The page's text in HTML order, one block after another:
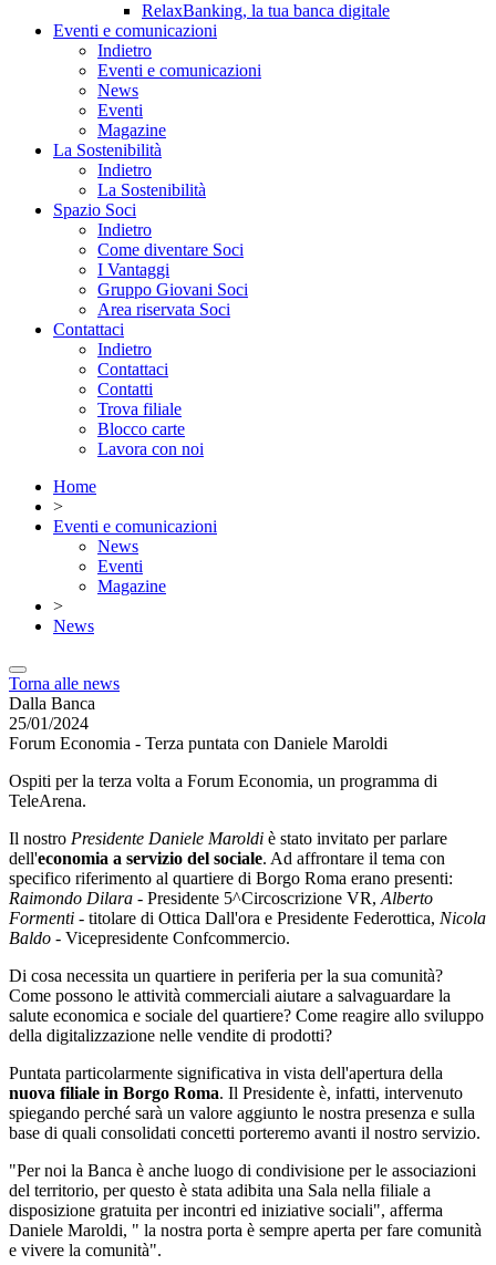
RelaxBanking, la tua banca digitale
Eventi e comunicazioni
Indietro
Eventi e comunicazioni
News
Eventi
Magazine
La Sostenibilità
Indietro
La Sostenibilità
Spazio Soci
Indietro
Come diventare Soci
I Vantaggi
Gruppo Giovani Soci
Area riservata Soci
Contattaci
Indietro
Contattaci
Contatti
Trova filiale
Blocco carte
Lavora con noi
Home
>
Eventi e comunicazioni
News
Eventi
Magazine
>
News
Torna alle news
Dalla Banca
25/01/2024
Forum Economia - Terza puntata con Daniele Maroldi
Ospiti per la terza volta a Forum Economia, un programma di
TeleArena.
Il nostro Presidente Daniele Maroldi è stato invitato per parlare
dell'economia a servizio del sociale. Ad affrontare il tema con
specifico riferimento al quartiere di Borgo Roma erano presenti:
Raimondo Dilara - Presidente 5^Circoscrizione VR, Alberto
Formenti - titolare di Ottica Dall'ora e Presidente Federottica, Nicola
Baldo - Vicepresidente Confcommercio.
Di cosa necessita un quartiere in periferia per la sua comunità?
Come possono le attività commerciali aiutare a salvaguardare la
salute economica e sociale del quartiere? Come reagire allo sviluppo
della digitalizzazione nelle vendite di prodotti?
Puntata particolarmente significativa in vista dell'apertura della
nuova filiale in Borgo Roma. Il Presidente è, infatti, intervenuto
spiegando perché sarà un valore aggiunto le nostra presenza e sulla
base di quali consolidati concetti porteremo avanti il nostro servizio.
"Per noi la Banca è anche luogo di condivisione per le associazioni
del territorio, per questo è stata adibita una Sala nella filiale a
disposizione gratuita per incontri ed iniziative sociali", afferma
Daniele Maroldi, " la nostra porta è sempre aperta per fare comunità
e vivere la comunità".